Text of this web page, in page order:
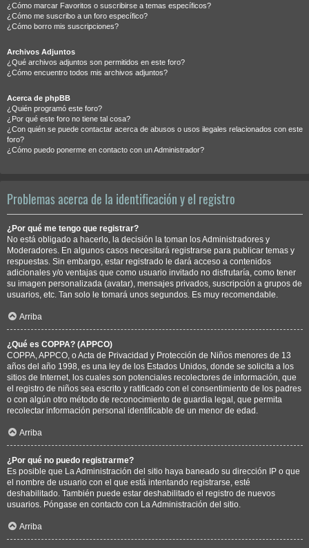
¿Cómo marcar Favoritos o suscribirse a temas específicos?
¿Cómo me suscribo a un foro específico?
¿Cómo borro mis suscripciones?
Archivos Adjuntos
¿Qué archivos adjuntos son permitidos en este foro?
¿Cómo encuentro todos mis archivos adjuntos?
Acerca de phpBB
¿Quién programó este foro?
¿Por qué este foro no tiene tal cosa?
¿Con quién se puede contactar acerca de abusos o usos ilegales relacionados con este
foro?
¿Cómo puedo ponerme en contacto con un Administrador?
Problemas acerca de la identificación y el registro
¿Por qué me tengo que registrar?
No está obligado a hacerlo, la decisión la toman los Administradores y
Moderadores. En algunos casos necesitará registrarse para publicar temas y
respuestas. Sin embargo, estar registrado le dará acceso a contenidos
adicionales y/o ventajas que como usuario invitado no disfrutaría, como tener
su imagen personalizada (avatar), mensajes privados, suscripción a grupos de
usuarios, etc. Tan solo le tomará unos segundos. Es muy recomendable.
Arriba
¿Qué es COPPA? (APPCO)
COPPA, APPCO, o Acta de Privacidad y Protección de Niños menores de 13
años del año 1998, es una ley de los Estados Unidos, donde se solicita a los
sitios de Internet, los cuales son potenciales recolectores de información, que
el registro de niños sea escrito y ratificado con el consentimiento de los padres
o con algún otro método de reconocimiento de guardia legal, que permita
recolectar información personal identificable de un menor de edad.
Arriba
¿Por qué no puedo registrarme?
Es posible que La Administración del sitio haya baneado su dirección IP o que
el nombre de usuario con el que está intentando registrarse, esté
deshabilitado. También puede estar deshabilitado el registro de nuevos
usuarios. Póngase en contacto con La Administración del sitio.
Arriba